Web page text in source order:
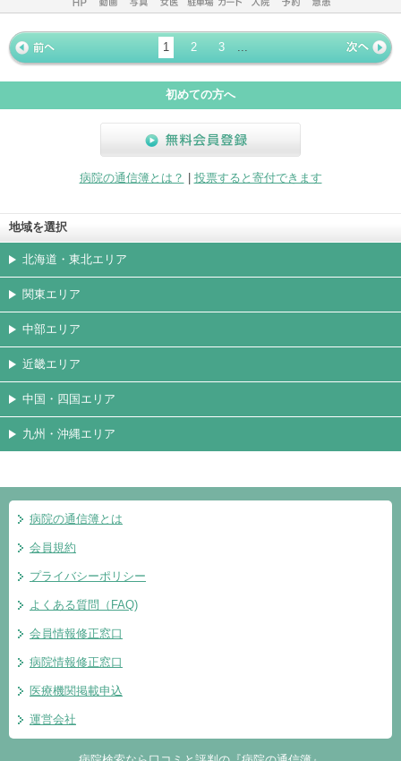
ホームペ
ージ
動画 写真 女医 駐車場
クレジッ
トカード
入院 予約 急患
« 前ペー
ジ
1 2 3
次ページ
»
初めての方へ
病院の通信簿とは？
投票すると寄付できます
地域を選択
北海道・東北エリア
関東エリア
中部エリア
近畿エリア
中国・四国エリア
九州・沖縄エリア
病院の通信簿とは
会員規約
プライバシーポリシー
よくある質問（FAQ)
会員情報修正窓口
病院情報修正窓口
医療機関掲載申込
運営会社